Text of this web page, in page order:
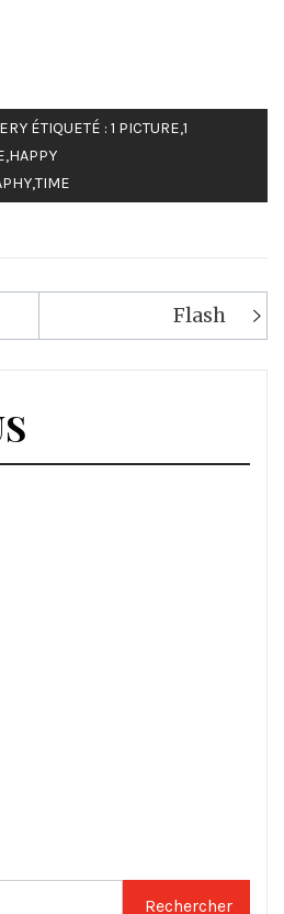
ÉTIQUETÉ : 1 PICTURE,1
,HAPPY
,TIME
Flash